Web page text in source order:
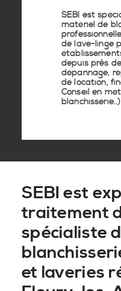
SEBI est
matériel de
de lave-linge
depuis près
dépannage,
de location,
Conseil en
blanchisserie..)
SEBI est
traitement
spécialiste
et laveries